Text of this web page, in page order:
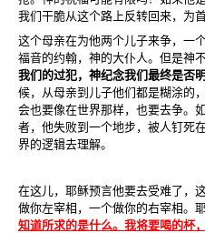
我们干脆从这个路上反转回来，为
这个母亲在为他两个儿子来争，一
福音的约翰，神的大仆人。但是神
我们的过犯，神纪念我们最终是否
候，从母亲到儿子他们都是糊涂的
会也要像在世界那样，也要去争。
者，他失败到一个地步，被人钉死
界的逻辑去理解。
在这儿，耶稣预言他要去受难了，
做你左宰相，一个做你的右宰相。
知道所求的是什么。我将要喝的杯